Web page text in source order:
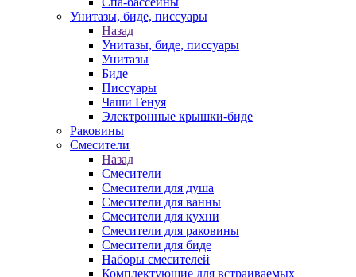
Унитазы, биде, писсуары
Назад
Унитазы, биде, писсуары
Унитазы
Биде
Писсуары
Чаши Генуя
Электронные крышки-биде
Раковины
Смесители
Назад
Смесители
Смесители для душа
Смесители для ванны
Смесители для кухни
Смесители для раковины
Смесители для биде
Наборы смесителей
Комплектующие для встраиваемых